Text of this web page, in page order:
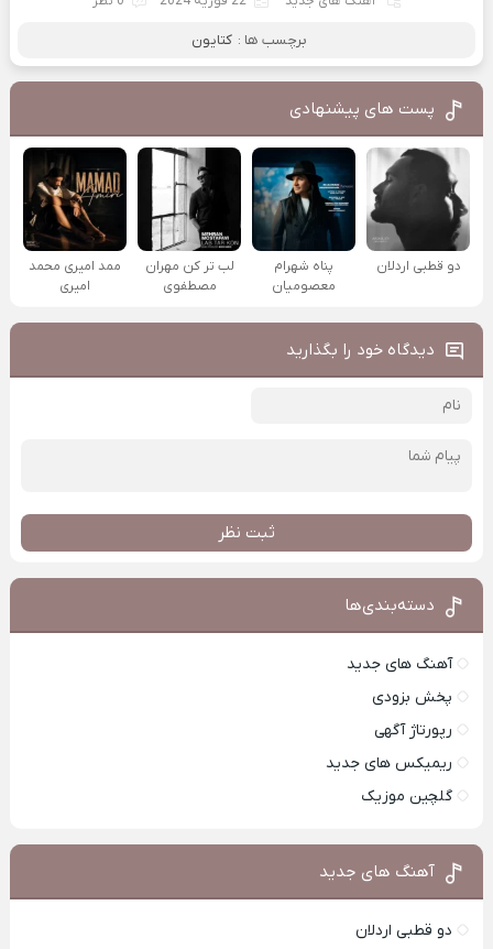
برچسب ها : کتایون
پست های پیشنهادی
دو قطبی اردلان
پناه شهرام
معصومیان
لب تر کن مهران
مصطفوی
ممد امیری محمد
امیری
دیدگاه خود را بگذارید
ثبت نظر
دسته‌بندی‌ها
آهنگ های جدید
پخش بزودی
رپورتاژ آگهی
ریمیکس های جدید
گلچین موزیک
آهنگ های جدید
دو قطبی اردلان